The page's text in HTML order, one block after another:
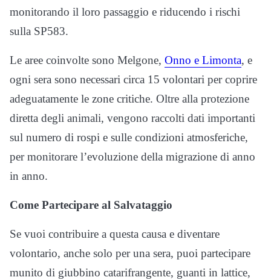
monitorando il loro passaggio e riducendo i rischi
sulla SP583.
Le aree coinvolte sono Melgone, Onno e Limonta, e
ogni sera sono necessari circa 15 volontari per coprire
adeguatamente le zone critiche. Oltre alla protezione
diretta degli animali, vengono raccolti dati importanti
sul numero di rospi e sulle condizioni atmosferiche,
per monitorare l’evoluzione della migrazione di anno
in anno.
Come Partecipare al Salvataggio
Se vuoi contribuire a questa causa e diventare
volontario, anche solo per una sera, puoi partecipare
munito di giubbino catarifrangente, guanti in lattice,